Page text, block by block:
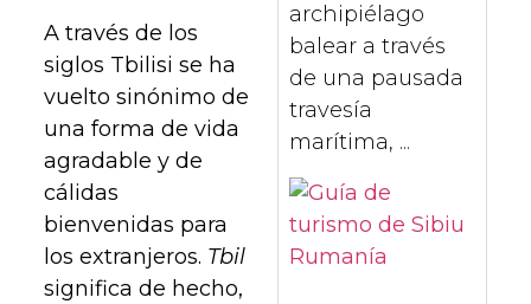
A través de los
siglos Tbilisi se ha
vuelto sinónimo de
una forma de vida
agradable y de
cálidas
bienvenidas para
los extranjeros. Tbil
significa de hecho,
archipiélago
balear a través
de una pausada
travesía
marítima, ...